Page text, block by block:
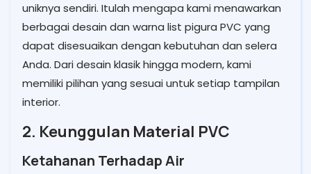
uniknya sendiri. Itulah mengapa kami menawarkan
berbagai desain dan warna list pigura PVC yang
dapat disesuaikan dengan kebutuhan dan selera
Anda. Dari desain klasik hingga modern, kami
memiliki pilihan yang sesuai untuk setiap tampilan
interior.
2. Keunggulan Material PVC
Ketahanan Terhadap Air